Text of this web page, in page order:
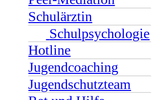
Schulärztin
Schulpsychologie
Hotline
Jugendcoaching
Jugendschutzteam